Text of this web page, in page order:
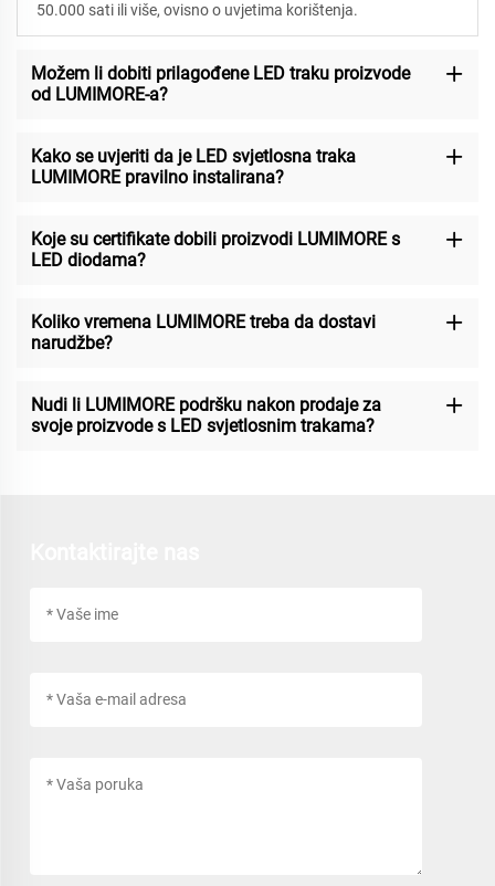
50.000 sati ili više, ovisno o uvjetima korištenja.
Možem li dobiti prilagođene LED traku proizvode
od LUMIMORE-a?
Kako se uvjeriti da je LED svjetlosna traka
LUMIMORE pravilno instalirana?
Koje su certifikate dobili proizvodi LUMIMORE s
LED diodama?
Koliko vremena LUMIMORE treba da dostavi
narudžbe?
Nudi li LUMIMORE podršku nakon prodaje za
svoje proizvode s LED svjetlosnim trakama?